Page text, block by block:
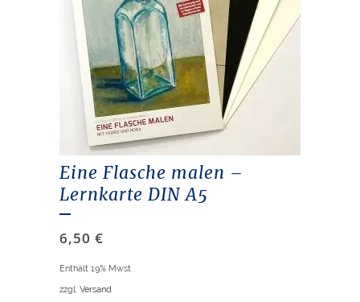
Eine Flasche malen –
Lernkarte DIN A5
6,50 €
Enthält 19% Mwst
zzgl. Versand